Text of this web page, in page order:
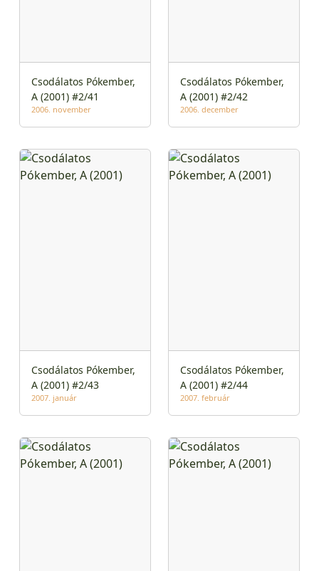
Csodálatos Pókember,
A (2001) #2/41
2006. november
Csodálatos Pókember,
A (2001) #2/42
2006. december
Csodálatos Pókember,
A (2001) #2/43
2007. január
Csodálatos Pókember,
A (2001) #2/44
2007. február